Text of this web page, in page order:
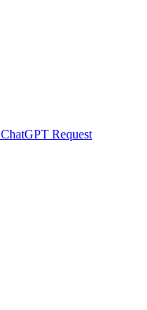
ChatGPT Request